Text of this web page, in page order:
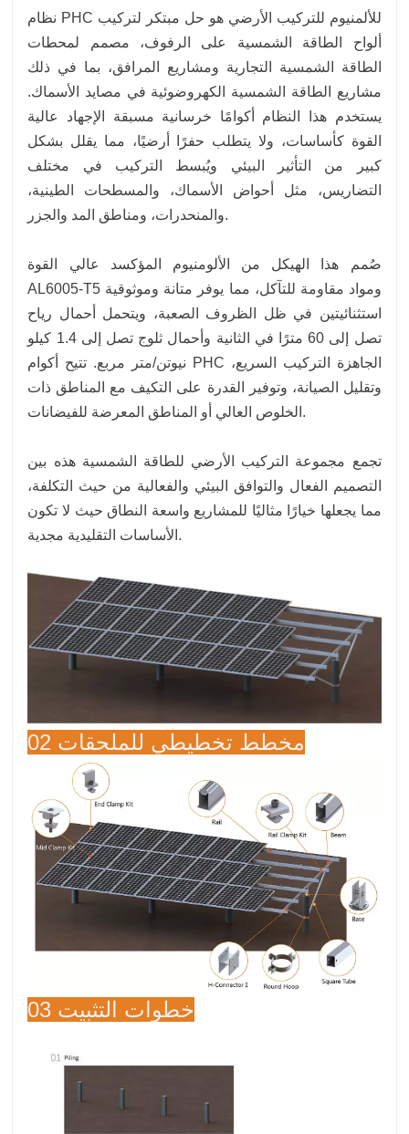
نظام PHC للألمنيوم للتركيب الأرضي هو حل مبتكر لتركيب
ألواح الطاقة الشمسية على الرفوف، مصمم لمحطات
الطاقة الشمسية التجارية ومشاريع المرافق، بما في ذلك
مشاريع الطاقة الشمسية الكهروضوئية في مصايد الأسماك.
يستخدم هذا النظام أكوامًا خرسانية مسبقة الإجهاد عالية
القوة كأساسات، ولا يتطلب حفرًا أرضيًا، مما يقلل بشكل
كبير من التأثير البيئي ويُبسط التركيب في مختلف
التضاريس، مثل أحواض الأسماك، والمسطحات الطينية،
والمنحدرات، ومناطق المد والجزر.
صُمم هذا الهيكل من الألومنيوم المؤكسد عالي القوة
AL6005-T5 ومواد مقاومة للتآكل، مما يوفر متانة وموثوقية
استثنائيتين في ظل الظروف الصعبة، ويتحمل أحمال رياح
تصل إلى 60 مترًا في الثانية وأحمال ثلوج تصل إلى 1.4 كيلو
نيوتن/متر مربع. تتيح أكوام PHC الجاهزة التركيب السريع،
وتقليل الصيانة، وتوفير القدرة على التكيف مع المناطق ذات
الخلوص العالي أو المناطق المعرضة للفيضانات.
تجمع مجموعة التركيب الأرضي للطاقة الشمسية هذه بين
التصميم الفعال والتوافق البيئي والفعالية من حيث التكلفة،
مما يجعلها خيارًا مثاليًا للمشاريع واسعة النطاق حيث لا تكون
الأساسات التقليدية مجدية.
02 مخطط تخطيطي للملحقات
03 خطوات التثبيت